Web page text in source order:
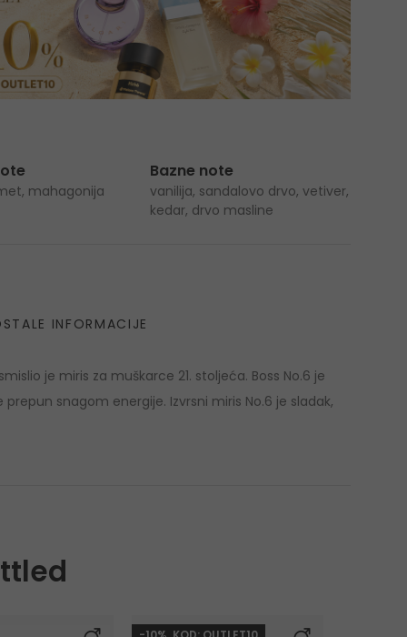
mahagonija
Bazne note
vanilija, sandalovo drvo, vetiver,
kedar, drvo masline
je miris za muškarce 21. stoljeća. Boss No.6 je
snagom energije. Izvrsni miris No.6 je sladak,
INFORMACIJE